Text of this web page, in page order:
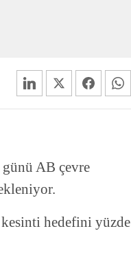
AB çevre
kesinti hedefini yüzde